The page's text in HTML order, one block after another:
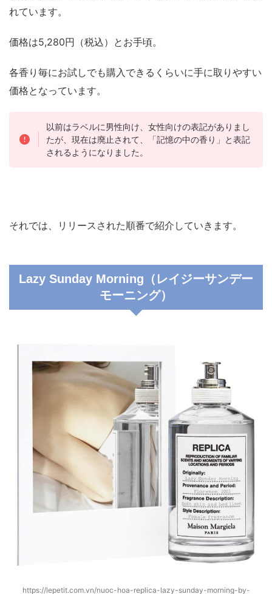
れています。
価格は5,280円（税込）とお手頃。
各香り毎にお試しでも購入できるくらいに手に取りやすい
価格となっています。
以前はラベルに男性向け、女性向けの表記がありまし
たが、現在は廃止されて、「記憶の中の香り」と表記
されるようになりました。
それでは、リリースされた順番で紹介していきます。
Lazy Sunday Morning（レイジーサンデー
モーニング）
https://lepetit.com.vn/nuoc-hoa-replica-lazy-sunday-morning-by-